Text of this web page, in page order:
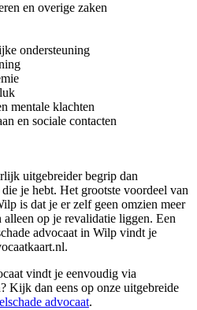
en overige zaken
ondersteuning
mentale klachten
en sociale contacten
uitgebreider begrip dan
je hebt. Het grootste voordeel van
is dat je er zelf geen omzien meer
op je revalidatie liggen. Een
advocaat in Wilp vindt je
vindt je eenvoudig via
Kijk dan eens op onze uitgebreide
advocaat.